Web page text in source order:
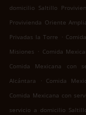
domicilio Saltillo
Provivienda Oriente
Privadas la Torre .
Misiones . Comida
Comida Mexicana con
Alcántara
. Comida
Comida Mexicana con
servicio a domicilio